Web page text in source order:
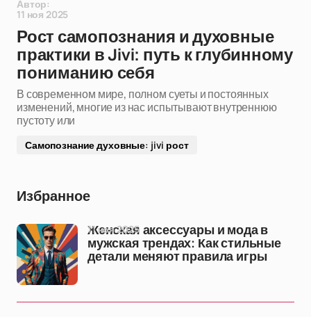
Автор:
11 ноя 2025
Рост самопознания и духовные
практики в Jivi: путь к глубинному
пониманию себя
В современном мире, полном суеты и постоянных
изменений, многие из нас испытывают внутреннюю
пустоту или
Самопознание духовные: jivi рост
Избранное
Женская аксессуары и мода в
мужская трендах: Как стильные
детали меняют правила игры
11 ноя 2025